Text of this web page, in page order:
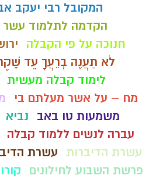
המקובל רבי יעקב
הקדמה לתלמוד עשר
חנוכה על פי הקבלה
לֹא תַעֲנֶה בְרֵעֲךָ עֵד
לימוד קבלה מעשית
מח – על אשר מעלתם בי
משמעות טו באב
נביא
עברה לנשים ללמוד קבלה
עשרת הדיברות עשרת
פרשת השבוע לחילונים